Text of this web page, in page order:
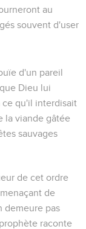
au
souvent d'user
d'un pareil
Dieu lui
ce qu'il interdisait
la viande gâtée
sauvages
de cet ordre
de
demeure pas
raconte